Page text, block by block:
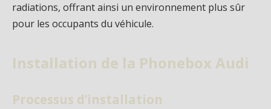
radiations, offrant ainsi un environnement plus sûr
pour les occupants du véhicule.
Installation de la Phonebox Audi
Processus d’installation